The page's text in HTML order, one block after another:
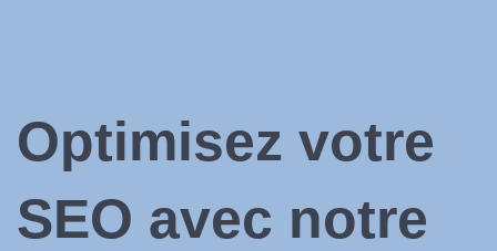
Optimisez votre
SEO avec notre